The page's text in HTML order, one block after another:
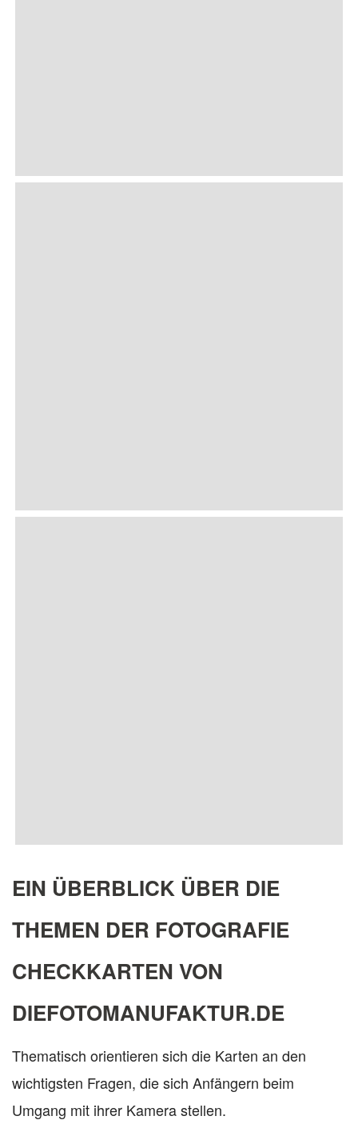
EIN ÜBERBLICK ÜBER DIE
THEMEN DER FOTOGRAFIE
CHECKKARTEN VON
DIEFOTOMANUFAKTUR.DE
Thematisch orientieren sich die Karten an den
wichtigsten Fragen, die sich Anfängern beim
Umgang mit ihrer Kamera stellen.